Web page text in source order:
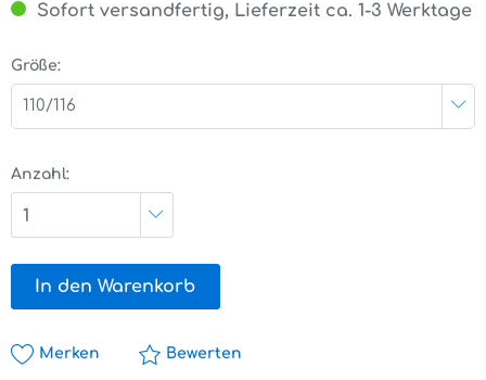
Sofort versandfertig, Lieferzeit ca. 1-3 Werktage
Größe:
110/116
Anzahl:
1
In den Warenkorb
Merken Bewerten